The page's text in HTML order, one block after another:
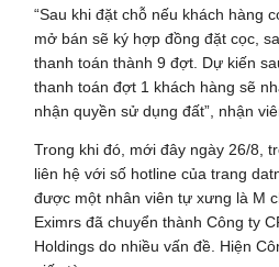
“Sau khi đặt chỗ nếu khách hàng
mở bán sẽ ký hợp đồng đặt cọc,
thanh toán thành 9 đợt. Dự kiến
thanh toán đợt 1 khách hàng sẽ
nhận quyền sử dụng đất”, nhận
Trong khi đó, mới đây ngày 26/8,
liên hệ với số hotline của trang
được một nhân viên tự xưng là M
Eximrs đã chuyển thành Công ty
Holdings do nhiều vấn đề. Hiện